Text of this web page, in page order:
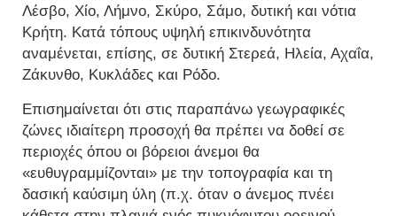
Λέσβο, Χίο, Λήμνο, Σκύρο, Σάμο, δυτική και νότια
Κρήτη. Κατά τόπους υψηλή επικινδυνότητα
αναμένεται, επίσης, σε δυτική Στερεά, Ηλεία, Αχαΐα,
Ζάκυνθο, Κυκλάδες και Ρόδο.
Επισημαίνεται ότι στις παραπάνω γεωγραφικές
ζώνες ιδιαίτερη προσοχή θα πρέπει να δοθεί σε
περιοχές όπου οι βόρειοι άνεμοι θα
«ευθυγραμμίζονται» με την τοπογραφία και τη
δασική καύσιμη ύλη (π.χ. όταν ο άνεμος πνέει